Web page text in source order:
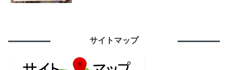
サイトマップ